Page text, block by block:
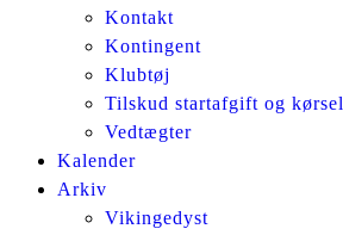
Kontakt
Kontingent
Klubtøj
Tilskud startafgift og kørsel
Vedtægter
Kalender
Arkiv
Vikingedyst